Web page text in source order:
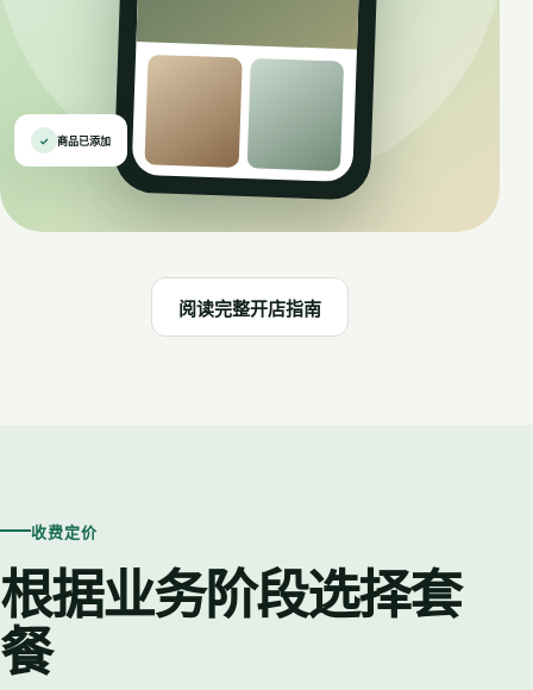
✓ 商品已添加
阅读完整开店指南
收费定价
根据业务阶段选择套
餐